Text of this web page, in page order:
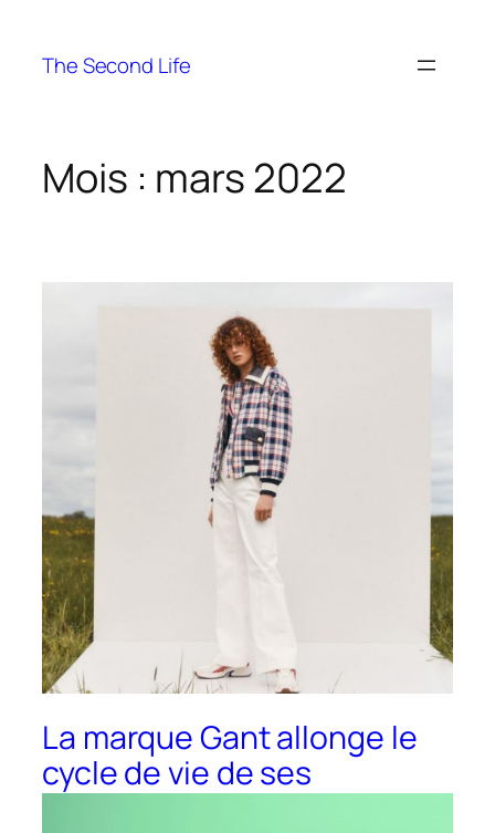
The Second Life
Mois : mars 2022
La marque Gant allonge le
cycle de vie de ses
vêtements avec « The